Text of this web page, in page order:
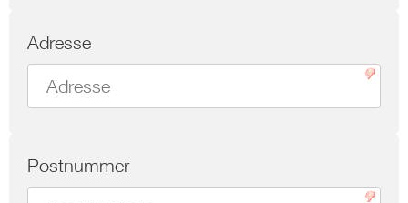
Adresse
Postnummer